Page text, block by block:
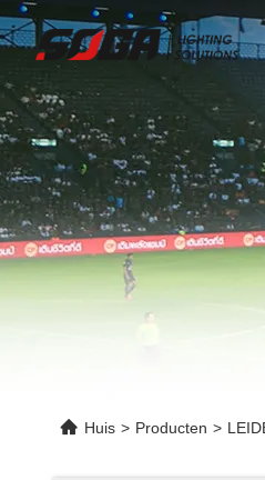
Huis > Producten >